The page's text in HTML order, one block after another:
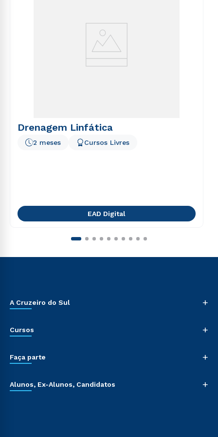
Drenagem Linfática
2 meses Cursos Livres
EAD Digital
A Cruzeiro do Sul +
Cursos +
Faça parte +
Alunos, Ex-Alunos, Candidatos +